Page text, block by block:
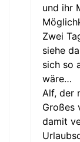
und ihr
Zwei
siehe
sich so
wäre…
Alf, der
Großes
damit